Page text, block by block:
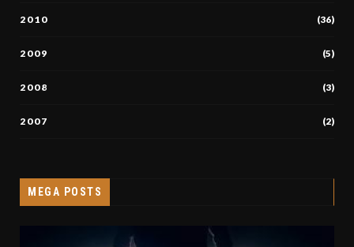
2010 (36)
2009 (5)
2008 (3)
2007 (2)
MEGA POSTS